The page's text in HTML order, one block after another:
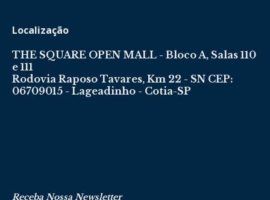
Localização
THE SQUARE OPEN MALL - Bloco A, Salas 110
e 111
Rodovia Raposo Tavares, Km 22 - SN CEP:
06709015 - Lageadinho - Cotia-SP
Receba Nossa Newsletter